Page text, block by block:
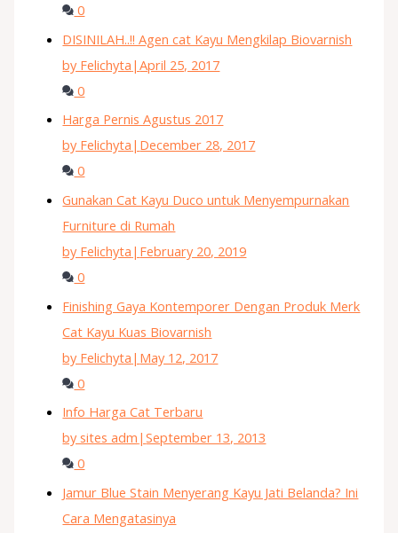
0
DISINILAH..!! Agen cat Kayu Mengkilap Biovarnish
by Felichyta |April 25, 2017
0
Harga Pernis Agustus 2017
by Felichyta | December 28, 2017
0
Gunakan Cat Kayu Duco untuk Menyempurnakan
Furniture di Rumah
by Felichyta | February 20, 2019
0
Finishing Gaya Kontemporer Dengan Produk Merk
Cat Kayu Kuas Biovarnish
by Felichyta | May 12, 2017
0
Info Harga Cat Terbaru
by sites adm |September 13, 2013
0
Jamur Blue Stain Menyerang Kayu Jati Belanda? Ini
Cara Mengatasinya